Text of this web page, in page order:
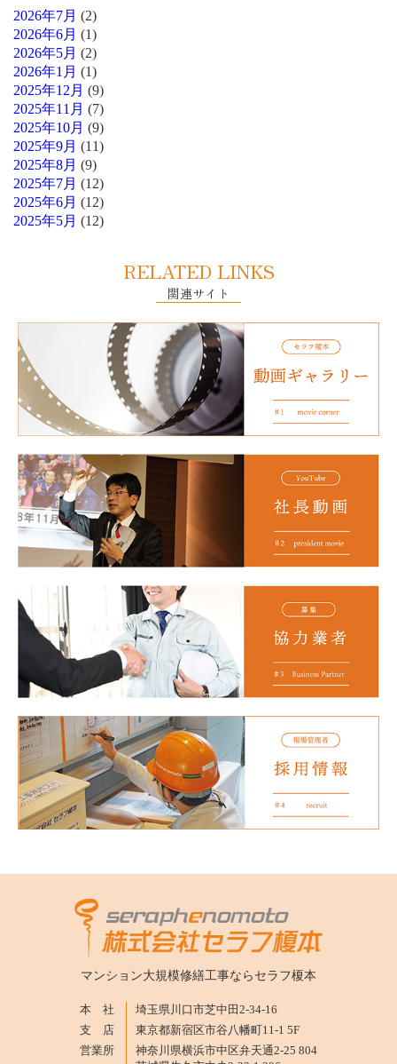
2026年7月 (2)
2026年6月 (1)
2026年5月 (2)
2026年1月 (1)
2025年12月 (9)
2025年11月 (7)
2025年10月 (9)
2025年9月 (11)
2025年8月 (9)
2025年7月 (12)
2025年6月 (12)
2025年5月 (12)
RELATED LINKS
関連サイト
マンション大規模修繕工事なら セラフ榎本
本 社
埼玉県川口市芝中田2-34-16
支 店
東京都新宿区市谷八幡町11-1 5F
営業所
神奈川県横浜市中区弁天通2-25 804